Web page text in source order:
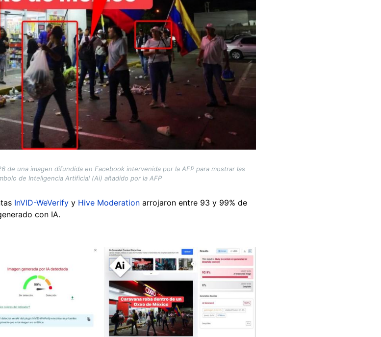
de una imagen difundida en Facebook intervenida por la AFP para mostrar las
de Inteligencia Artificial (Ai) añadido por la AFP
InVID-WeVerify y Hive Moderation arrojaron entre 93 y 99% de
con IA.